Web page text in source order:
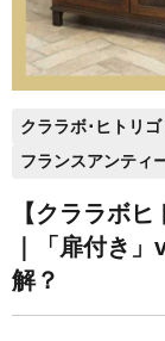
クララボ･ヒトリゴ
フランスアンティ
【クララボ
｜「扉付き
解？